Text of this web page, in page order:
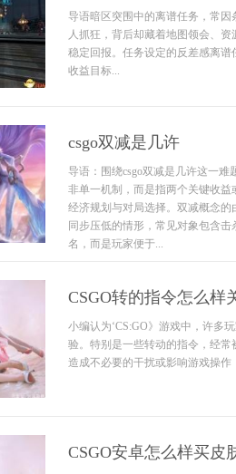
导语暗区突围中的离谱任务，常
人抓狂，背后却藏着地图领会、
稳定回报。任务设定的反差感离
收益目标...
csgo双减是几许
导语：围绕csgo双减是几许这一
非单一机制，而是指两个关键收
经济规划与对局选择。双减概念
同步压低的情形，常见对象包含
名，而是玩家便于...
CSGO转的指令怎么样
小编认为‘CS:GO》游戏中，许多
验。特别是一些转动的指令，经
造成不必要的干扰或影响游戏操作
CSGO安卓怎么样买皮